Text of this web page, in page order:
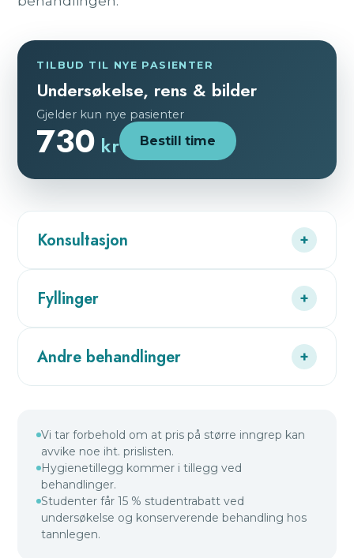
TILBUD TIL NYE PASIENTER
Undersøkelse, rens & bilder
Gjelder kun nye pasienter
730 kr Bestill time
Konsultasjon +
Fyllinger +
Andre behandlinger +
Vi tar forbehold om at pris på større inngrep kan
avvike noe iht. prislisten.
Hygienetillegg kommer i tillegg ved
behandlinger.
Studenter får 15 % studentrabatt ved
undersøkelse og konserverende behandling hos
tannlegen.